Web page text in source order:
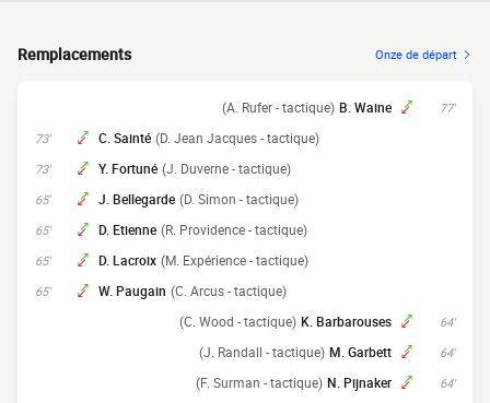
Remplacements Onze de départ
77'
B. Waine
(A. Rufer - tactique)
73' C. Sainté (D. Jean Jacques - tactique)
73' Y. Fortuné (J. Duverne - tactique)
65' J. Bellegarde (D. Simon - tactique)
65' D. Etienne (R. Providence - tactique)
65' D. Lacroix (M. Expérience - tactique)
65' W. Paugain (C. Arcus - tactique)
64'
K. Barbarouses
(C. Wood - tactique)
64'
M. Garbett
(J. Randall - tactique)
64'
N. Pijnaker
(F. Surman - tactique)